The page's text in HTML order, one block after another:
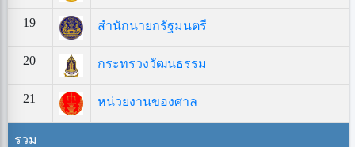
19 สำนักนายกรัฐมนตรี
20 กระทรวงวัฒนธรรม
21 หน่วยงานของศาล
รวม